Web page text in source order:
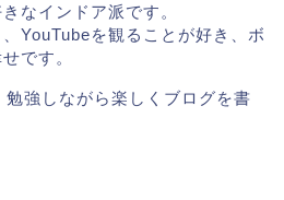
なインドア派です。
YouTubeを観ることが好き、ボ
です。
強しながら楽しくブログを書